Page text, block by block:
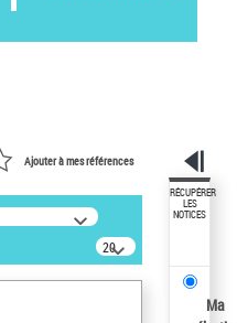
Ajouter à mes références
20
résultats/page
RÉCUPÉRER
LES
NOTICES
Ma